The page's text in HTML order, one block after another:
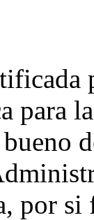
para
por si